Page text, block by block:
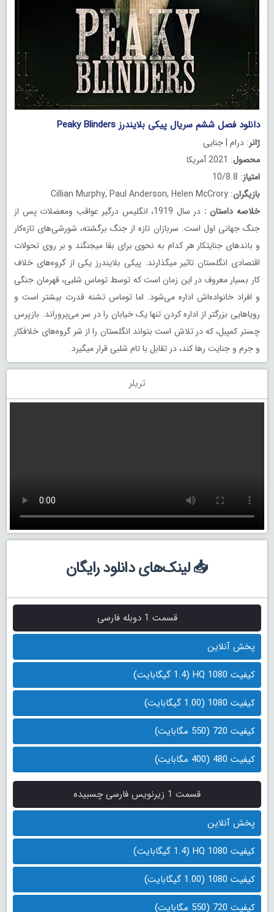
دانلود فصل ششم سریال پیکی بلایندرز Peaky Blinders
ژانر: درام | جنایی
محصول: 2021 آمریکا
امتیاز: 10/8.8
بازیگران: Cillian Murphy, Paul Anderson, Helen McCrory
خلاصه داستان :
در سال 1919، انگلیس درگیر عواقب ومعضلات پس از
جنگ جهانی اول است. سربازان تازه از جنگ برگشته، شورشی‌های تازه‌کار
و باندهای جنایتکار هر کدام به نحوی برای بقا میجنگند و بر روی تحولات
اقتصادی انگلستان تاثیر میگذارند. پیکی بلایندرز یکی از گروه‌های خلاف
کار بسیار معروف در این زمان است که توسط توماس شلبی، قهرمان جنگی
و افراد خانواده‌اش اداره می‌شود. اما توماس تشنه قدرت بیشتر است و
رویاهایی بزرگتر از اداره کردن تنها یک خیابان را در سر می‌پروراند. بازپرس
چستر کمپبل، که در تلاش است بتواند انگلستان را از شر گروه‌های خلافکار
و جرم و جنایت رها کند، در تقابل با تام شلبی قرار میگیرد.
تریلر
📥 لینک‌های دانلود رایگان
قسمت 1 دوبله فارسی
پخش آنلاین
کیفیت 1080 HQ (1.4 گیگابایت)
کیفیت 1080 (1.00 گیگابایت)
کیفیت 720 (550 مگابایت)
کیفیت 480 (400 مگابایت)
قسمت 1 زیرنویس فارسی چسبیده
پخش آنلاین
کیفیت 1080 HQ (1.4 گیگابایت)
کیفیت 1080 (1.00 گیگابایت)
کیفیت 720 (550 مگابایت)